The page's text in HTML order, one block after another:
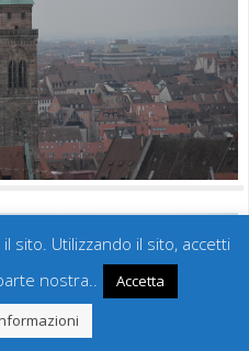
sito. Utilizzando il sito, accetti
nostra..
Accetta